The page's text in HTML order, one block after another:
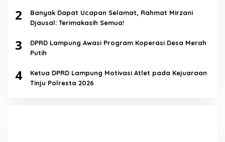
2
Banyak Dapat Ucapan Selamat, Rahmat Mirzani
Djausal: Terimakasih Semua!
3
DPRD Lampung Awasi Program Koperasi Desa Merah
Putih
4
Ketua DPRD Lampung Motivasi Atlet pada Kejuaraan
Tinju Polresta 2026